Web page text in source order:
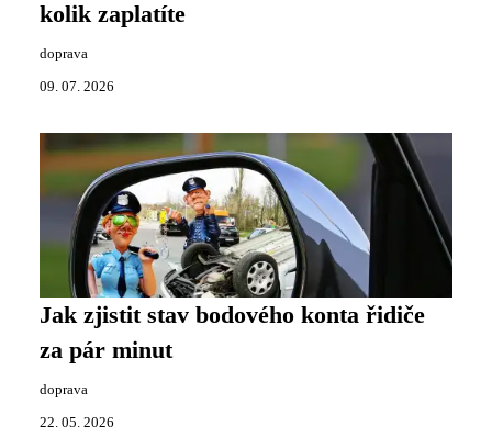
kolik zaplatíte
doprava
09. 07. 2026
Jak zjistit stav bodového konta řidiče
za pár minut
doprava
22. 05. 2026